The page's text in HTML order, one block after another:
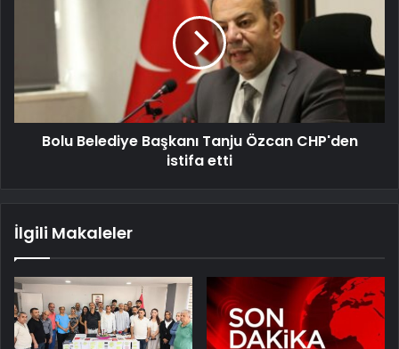
Bolu Belediye Başkanı Tanju Özcan CHP'den
istifa etti
İlgili Makaleler